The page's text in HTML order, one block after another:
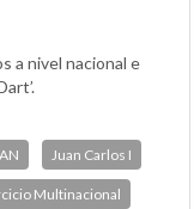
a nivel nacional e
Juan Carlos I
Multinacional